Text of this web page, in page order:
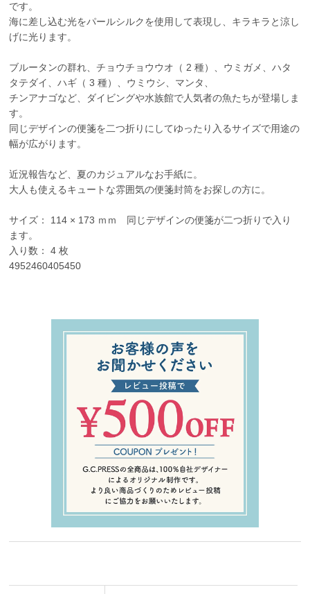
です。
海に差し込む光をパールシルクを使用して表現し、キラキラと涼し
げに光ります。
ブルータンの群れ、チョウチョウウオ（ 2 種）、ウミガメ、ハタ
タテダイ、ハギ（ 3 種）、ウミウシ、マンタ、
チンアナゴなど、ダイビングや水族館で人気者の魚たちが登場しま
す。
同じデザインの便箋を二つ折りにしてゆったり入るサイズで用途の
幅が広がります。
近況報告など、夏のカジュアルなお手紙に。
大人も使えるキュートな雰囲気の便箋封筒をお探しの方に。
サイズ： 114 × 173 ｍｍ 同じデザインの便箋が二つ折りで入り
ます。
入り数： 4 枚
4952460405450